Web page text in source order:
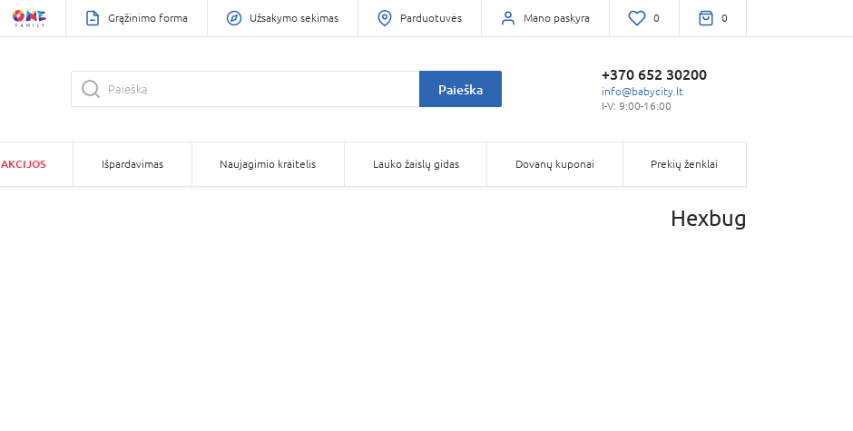
Grąžinimo forma Užsakymo sekimas Parduotuvės Mano paskyra 0 0
Paieška
+370 652 30200
info@babycity.lt
I-V: 9:00-16:00
AKCIJOS Išpardavimas Naujagimio kraitelis Lauko žaislų gidas Dovanų kuponai Prekių ženklai
Hexbug